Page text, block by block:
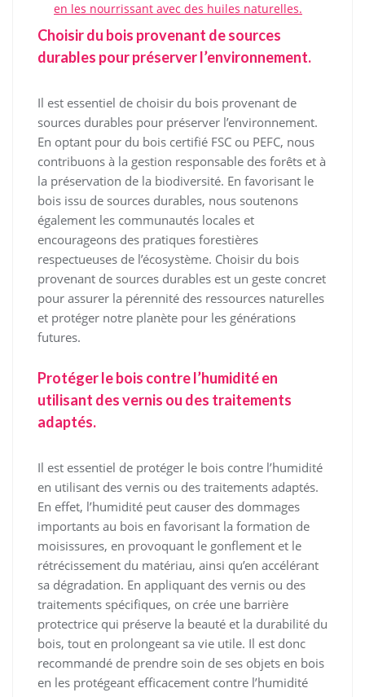
en les nourrissant avec des huiles naturelles.
Choisir du bois provenant de sources
durables pour préserver l’environnement.
Il est essentiel de choisir du bois provenant de
sources durables pour préserver l’environnement.
En optant pour du bois certifié FSC ou PEFC, nous
contribuons à la gestion responsable des forêts et à
la préservation de la biodiversité. En favorisant le
bois issu de sources durables, nous soutenons
également les communautés locales et
encourageons des pratiques forestières
respectueuses de l’écosystème. Choisir du bois
provenant de sources durables est un geste concret
pour assurer la pérennité des ressources naturelles
et protéger notre planète pour les générations
futures.
Protéger le bois contre l’humidité en
utilisant des vernis ou des traitements
adaptés.
Il est essentiel de protéger le bois contre l’humidité
en utilisant des vernis ou des traitements adaptés.
En effet, l’humidité peut causer des dommages
importants au bois en favorisant la formation de
moisissures, en provoquant le gonflement et le
rétrécissement du matériau, ainsi qu’en accélérant
sa dégradation. En appliquant des vernis ou des
traitements spécifiques, on crée une barrière
protectrice qui préserve la beauté et la durabilité du
bois, tout en prolongeant sa vie utile. Il est donc
recommandé de prendre soin de ses objets en bois
en les protégeant efficacement contre l’humidité